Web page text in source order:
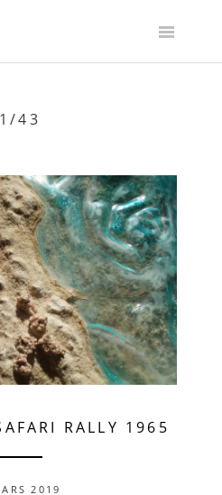
1/43
RALLY 1965
2019